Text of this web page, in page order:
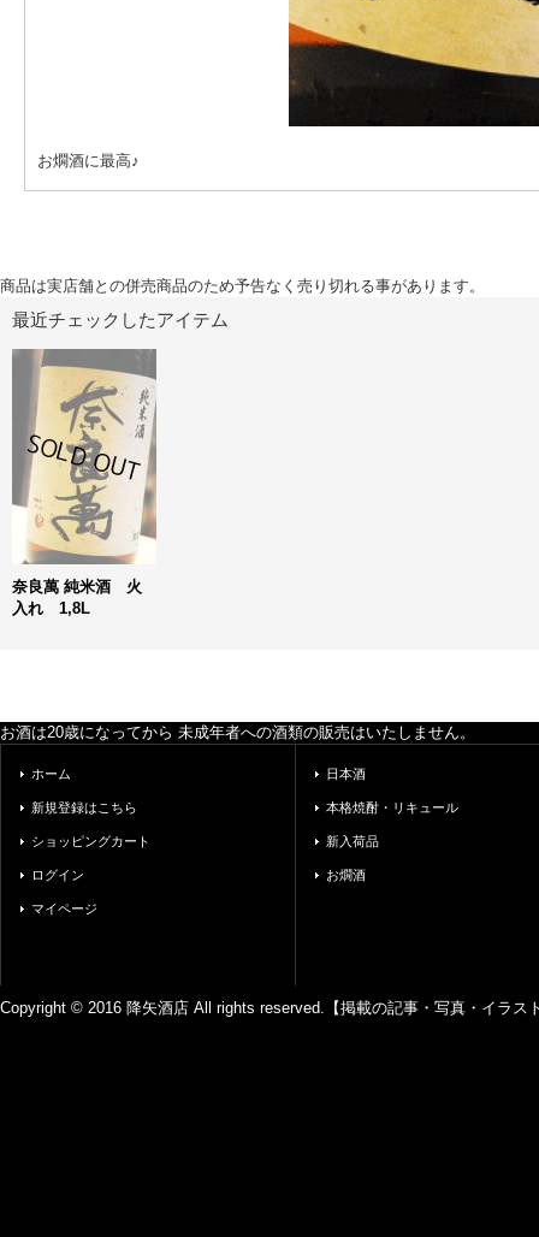
お燗酒に最高♪
商品は実店舗との併売商品のため予告なく売り切れる事があります。
最近チェックしたアイテム
奈良萬 純米酒 火
入れ 1,8L
お酒は20歳になってから 未成年者への酒類の販売はいたしません。
ホーム
新規登録はこちら
ショッピングカート
ログイン
マイページ
日本酒
本格焼酎・リキュール
新入荷品
お燗酒
Copyright © 2016 降矢酒店 All rights reserved.【掲載の記事・写真・イラス